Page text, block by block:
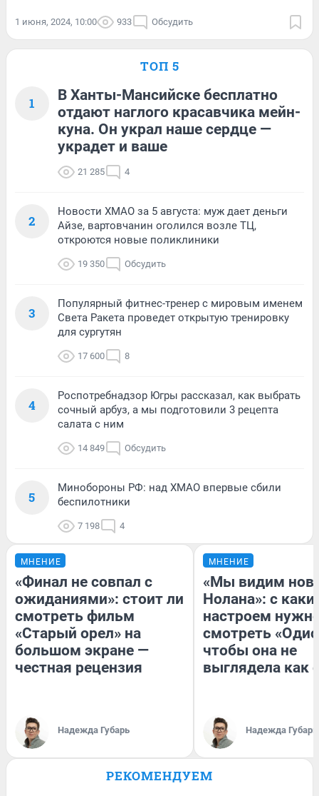
1 июня, 2024, 10:00 933 Обсудить
ТОП 5
1
В Ханты-Мансийске бесплатно
отдают наглого красавчика мейн-
куна. Он украл наше сердце —
украдет и ваше
21 285 4
2
Новости ХМАО за 5 августа: муж дает деньги
Айзе, вартовчанин оголился возле ТЦ,
откроются новые поликлиники
19 350 Обсудить
3
Популярный фитнес-тренер с мировым именем
Света Ракета проведет открытую тренировку
для сургутян
17 600 8
4
Роспотребнадзор Югры рассказал, как выбрать
сочный арбуз, а мы подготовили 3 рецепта
салата с ним
14 849 Обсудить
5
Минобороны РФ: над ХМАО впервые сбили
беспилотники
7 198 4
МНЕНИЕ
«Финал не совпал с
ожиданиями»: стоит ли
смотреть фильм
«Старый орел» на
большом экране —
честная рецензия
Надежда Губарь
МНЕНИЕ
«Мы видим
Нолана»: с
настроем
смотреть
чтобы она не
выглядела как
Надежда Губарь
РЕКОМЕНДУЕМ